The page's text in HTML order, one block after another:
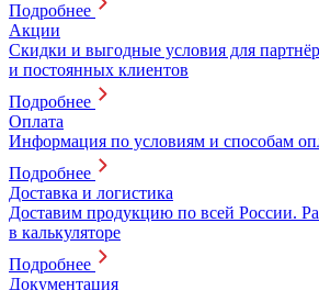
Подробнее
Акции
Скидки и выгодные условия для
и постоянных клиентов
Подробнее
Оплата
Информация по условиям и способам
Подробнее
Доставка и логистика
Доставим продукцию по всей России.
в калькуляторе
Подробнее
Документация